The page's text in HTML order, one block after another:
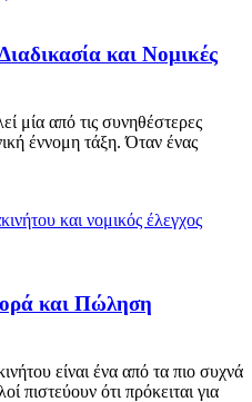
και Νομικές
μία από τις συνηθέστερες
έννομη τάξη. Όταν ένας
και Πώληση
είναι ένα από τα πιο συχνά
ότι πρόκειται για